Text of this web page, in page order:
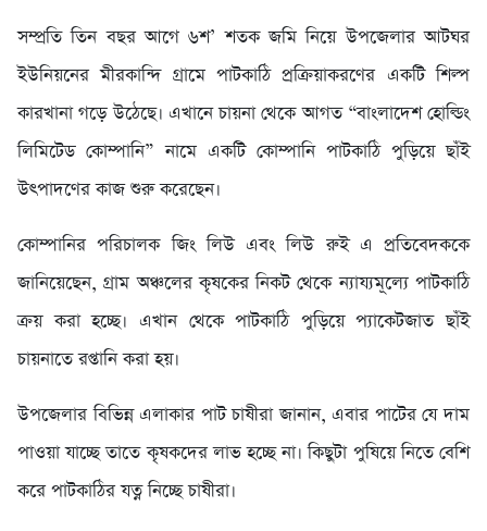
সম্প্রতি তিন বছর আগে ৬শ’ শতক জমি নিয়ে উপজেলার আটঘর
ইউনিয়নের মীরকান্দি গ্রামে পাটকাঠি প্রক্রিয়াকরণের একটি শিল্প
কারখানা গড়ে উঠেছে। এখানে চায়না থেকে আগত “বাংলাদেশ হোল্ডিং
লিমিটেড কোম্পানি” নামে একটি কোম্পানি পাটকাঠি পুড়িয়ে ছাঁই
উৎপাদণের কাজ শুরু করেছেন।
কোম্পানির পরিচালক জিং লিউ এবং লিউ রুই এ প্রতিবেদককে
জানিয়েছেন, গ্রাম অঞ্চলের কৃষকের নিকট থেকে ন্যায্যমূল্যে পাটকাঠি
ক্রয় করা হচ্ছে। এখান থেকে পাটকাঠি পুড়িয়ে প্যাকেটজাত ছাঁই
চায়নাতে রপ্তানি করা হয়।
উপজেলার বিভিন্ন এলাকার পাট চাষীরা জানান, এবার পাটের যে দাম
পাওয়া যাচ্ছে তাতে কৃষকদের লাভ হচ্ছে না। কিছুটা পুষিয়ে নিতে বেশি
করে পাটকাঠির যত্ন নিচ্ছে চাষীরা।